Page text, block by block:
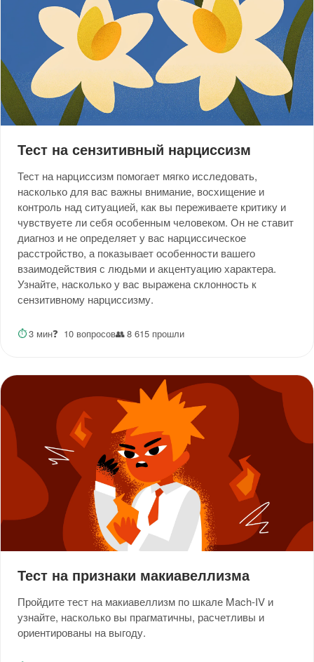
Тест на сензитивный нарциссизм
Тест на нарциссизм помогает мягко исследовать,
насколько для вас важны внимание, восхищение и
контроль над ситуацией, как вы переживаете критику и
чувствуете ли себя особенным человеком. Он не ставит
диагноз и не определяет у вас нарциссическое
расстройство, а показывает особенности вашего
взаимодействия с людьми и акцентуацию характера.
Узнайте, насколько у вас выражена склонность к
сензитивному нарциссизму.
⏱3 мин❓ 10 вопросов👥8 615 прошли
Тест на признаки макиавеллизма
Пройдите тест на макиавеллизм по шкале Mach-IV и
узнайте, насколько вы прагматичны, расчетливы и
ориентированы на выгоду.